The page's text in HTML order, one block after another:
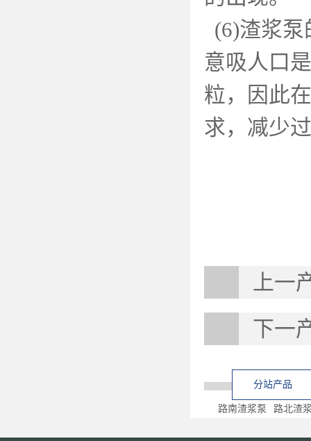
(6)渣浆泵
意吸人口
粒，因此
求，减少
上一
下一
分站产品
路南渣浆泵 路北渣